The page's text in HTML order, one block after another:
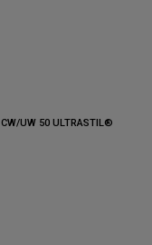
CW/UW 50 ULTRASTIL®